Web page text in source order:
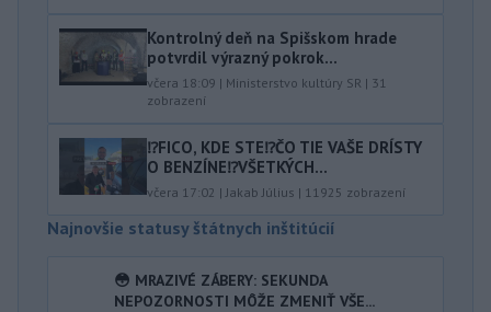
Kontrolný deň na Spišskom hrade
potvrdil výrazný pokrok...
včera 18:09 | Ministerstvo kultúry SR | 31
zobrazení
⁉️FICO, KDE STE⁉️ČO TIE VAŠE DRÍSTY
O BENZÍNE⁉️VŠETKÝCH...
včera 17:02 |Jakab Július | 11925 zobrazení
Najnovšie statusy štátnych inštitúcií
😳 MRAZIVÉ ZÁBERY: SEKUNDA
NEPOZORNOSTI MÔŽE ZMENIŤ VŠE...